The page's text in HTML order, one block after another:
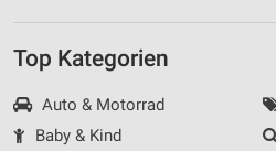
Top Kategorien
Auto & Motorrad
Baby & Kind